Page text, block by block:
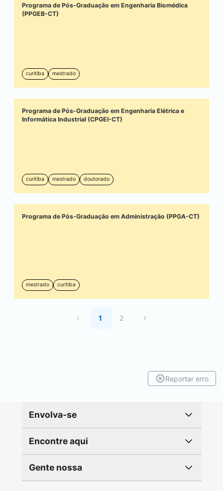
Programa de Pós-Graduação em Engenharia Biomédica
(PPGEB-CT)
curitiba mestrado
Programa de Pós-Graduação em Engenharia Elétrica e
Informática Industrial (CPGEI-CT)
curitiba mestrado doutorado
Programa de Pós-Graduação em Administração (PPGA-CT)
mestrado curitiba
1 2
Reportar erro
Envolva-se
Encontre aqui
Gente nossa